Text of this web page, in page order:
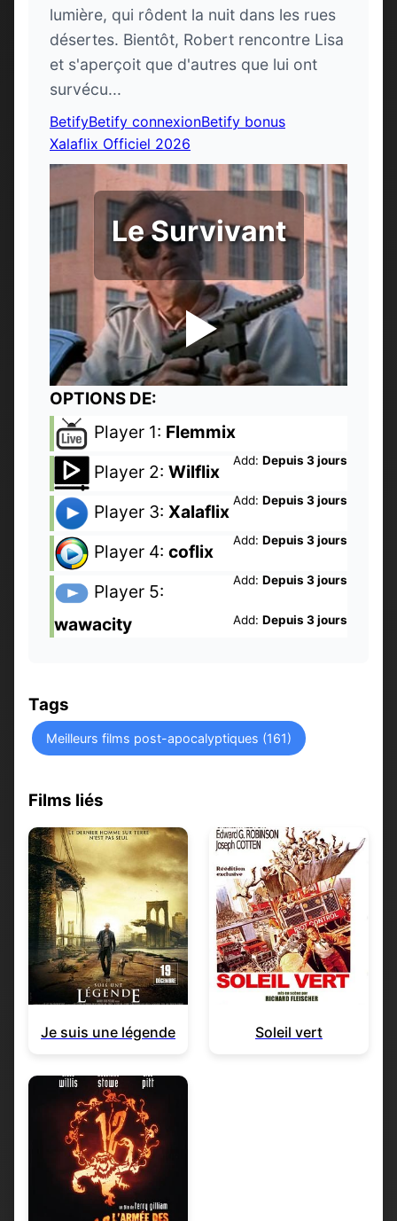
lumière, qui rôdent la nuit dans les rues
désertes. Bientôt, Robert rencontre Lisa
et s'aperçoit que d'autres que lui ont
survécu...
BetifyBetify connexionBetify bonus
Xalaflix Officiel 2026
Le Survivant
OPTIONS DE:
Player 1: Flemmix
Add: Depuis 3 jours
Player 2: Wilflix
Add: Depuis 3 jours
Player 3: Xalaflix
Add: Depuis 3 jours
Player 4: coflix
Add: Depuis 3 jours
Player 5:
wawacity
Add: Depuis 3 jours
Tags
Meilleurs films post-apocalyptiques (161)
Films liés
Je suis une légende Soleil vert